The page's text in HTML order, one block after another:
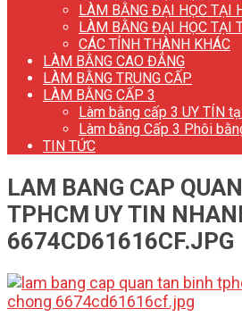
LÀM BẰNG ĐẠI HỌC TẠI
LÀM BẰNG ĐẠI HỌC TẠI
CÁC TỈNH THÀNH KHÁC
LÀM BẰNG CAO ĐẲNG
LÀM BẰNG TRUNG CẤP
LÀM BẰNG CẤP 3
Làm bằng cấp 3 UY TÍN
Làm bằng Cấp 3 Phôi
TIN TỨC
LAM BANG CAP
TPHCM UY TIN
6674CD61616CF.JPG